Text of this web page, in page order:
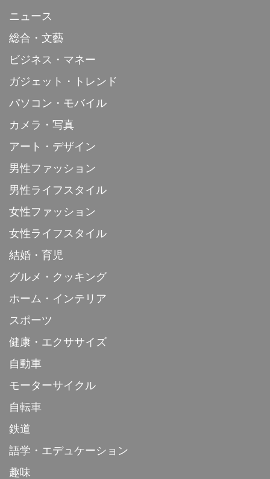
ニュース
総合・文藝
ビジネス・マネー
ガジェット・トレンド
パソコン・モバイル
カメラ・写真
アート・デザイン
男性ファッション
男性ライフスタイル
女性ファッション
女性ライフスタイル
結婚・育児
グルメ・クッキング
ホーム・インテリア
スポーツ
健康・エクササイズ
自動車
モーターサイクル
自転車
鉄道
語学・エデュケーション
趣味